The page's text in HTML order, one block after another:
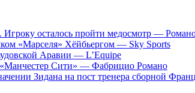
Игроку осталось пройти медосмотр —
«Марселя» Хёйбьергом — Sky Sports
Аравии — L’Equipe
Сити» — Фабрицио Романо
Зидана на пост тренера сборной